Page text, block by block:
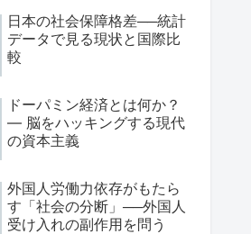
日本の社会保障格差──統計
データで見る現状と国際比
較
ドーパミン経済とは何か？
― 脳をハッキングする現代
の資本主義
外国人労働力依存がもたら
す「社会の分断」──外国人
受け入れの副作用を問う